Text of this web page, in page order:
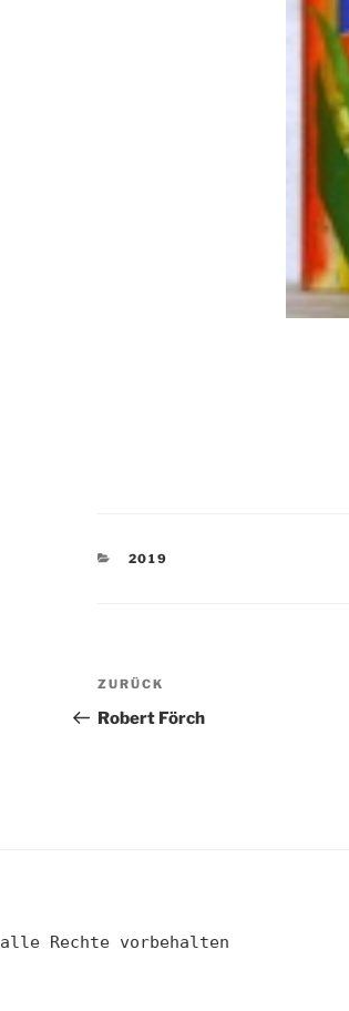
KATEGORIEN
2019
Beitragsnavigation
Vorheriger
Beitrag
ZURÜCK
Robert Förch
alle Rechte vorbehalten